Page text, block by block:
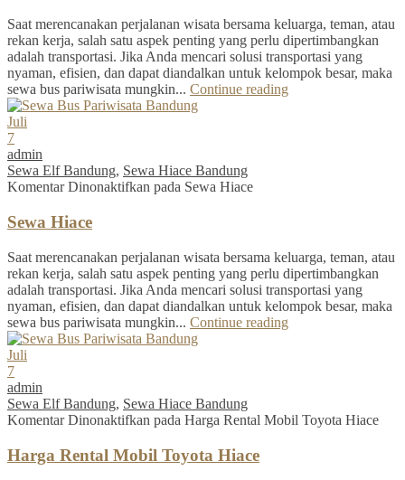
Saat merencanakan perjalanan wisata bersama keluarga, teman, atau
rekan kerja, salah satu aspek penting yang perlu dipertimbangkan
adalah transportasi. Jika Anda mencari solusi transportasi yang
nyaman, efisien, dan dapat diandalkan untuk kelompok besar, maka
sewa bus pariwisata mungkin... Continue reading
Juli
7
admin
Sewa Elf Bandung, Sewa Hiace Bandung
Komentar Dinonaktifkan pada Sewa Hiace
Sewa Hiace
Saat merencanakan perjalanan wisata bersama keluarga, teman, atau
rekan kerja, salah satu aspek penting yang perlu dipertimbangkan
adalah transportasi. Jika Anda mencari solusi transportasi yang
nyaman, efisien, dan dapat diandalkan untuk kelompok besar, maka
sewa bus pariwisata mungkin... Continue reading
Juli
7
admin
Sewa Elf Bandung, Sewa Hiace Bandung
Komentar Dinonaktifkan pada Harga Rental Mobil Toyota Hiace
Harga Rental Mobil Toyota Hiace